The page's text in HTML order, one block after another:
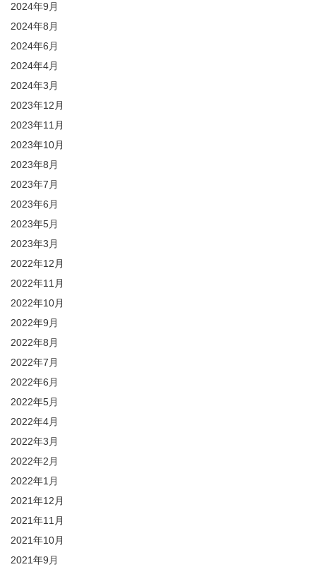
2024年9月
2024年8月
2024年6月
2024年4月
2024年3月
2023年12月
2023年11月
2023年10月
2023年8月
2023年7月
2023年6月
2023年5月
2023年3月
2022年12月
2022年11月
2022年10月
2022年9月
2022年8月
2022年7月
2022年6月
2022年5月
2022年4月
2022年3月
2022年2月
2022年1月
2021年12月
2021年11月
2021年10月
2021年9月